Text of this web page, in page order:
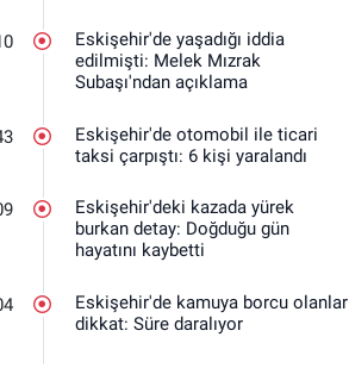
Eskişehir'de yaşadığı iddia
edilmişti: Melek Mızrak
Subaşı'ndan açıklama
Eskişehir'de otomobil ile ticari
taksi çarpıştı: 6 kişi yaralandı
Eskişehir'deki kazada yürek
burkan detay: Doğduğu gün
hayatını kaybetti
Eskişehir'de kamuya borcu olanlar
dikkat: Süre daralıyor